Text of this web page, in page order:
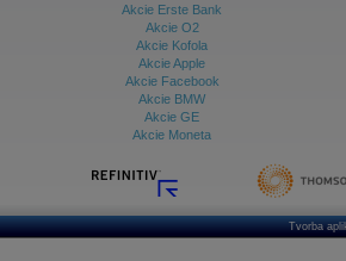
Akcie Erste Bank
Akcie O2
Akcie Kofola
Akcie Apple
Akcie Facebook
Akcie BMW
Akcie GE
Akcie Moneta
Tvorba